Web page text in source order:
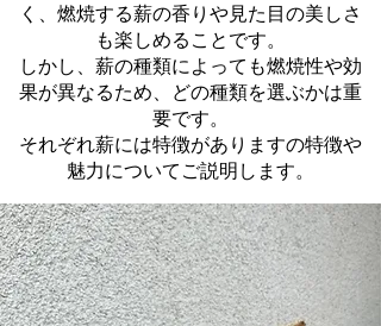
く、燃焼する薪の香りや見た目の美しさ
も楽しめることです。
しかし、薪の種類によっても燃焼性や効
果が異なるため、どの種類を選ぶかは重
要です。
それぞれ薪には特徴がありますの特徴や
魅力についてご説明します。